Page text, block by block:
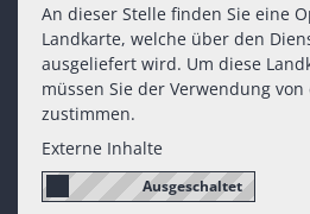
An dieser Stelle finden Sie eine
Landkarte, welche über den
ausgeliefert wird. Um diese
müssen Sie der Verwendung
zustimmen.
Externe Inhalte